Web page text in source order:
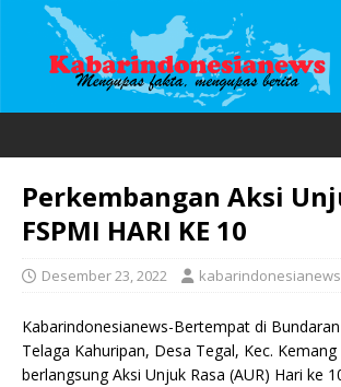
Perkembangan Aksi
FSPMI HARI KE 10
Desember 23, 2022 kabarindonesianews
Kabarindonesianews-Bertempat di
Telaga Kahuripan, Desa Tegal, Kec.
berlangsung Aksi Unjuk Rasa (AUR) Hari ke